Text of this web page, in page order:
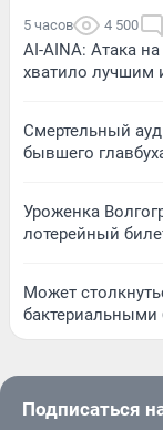
5 часов 4 500
AI-AINA: Атака
хватило лучшим
Смертельный
бывшего
Уроженка
лотерейный
Может
Подписаться